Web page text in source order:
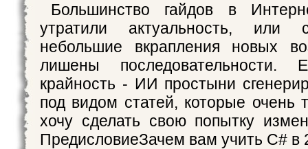
Большинство гайдов в
утратили актуальность, или
небольшие вкрапления новых
лишены последовательности.
крайность - ИИ простыни
под видом статей, которые очень
хочу сделать свою попытку
ПредисловиеЗачем вам учить C# в